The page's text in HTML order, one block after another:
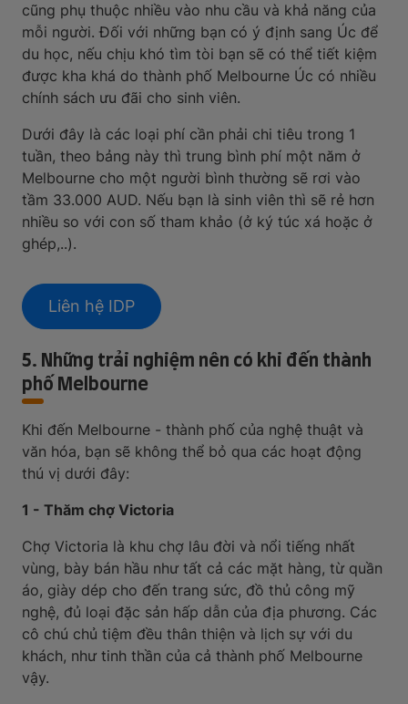
cũng phụ thuộc nhiều vào nhu cầu và khả năng của
mỗi người. Đối với những bạn có ý định sang Úc để
du học, nếu chịu khó tìm tòi bạn sẽ có thể tiết kiệm
được kha khá do thành phố Melbourne Úc có nhiều
chính sách ưu đãi cho sinh viên.
Dưới đây là các loại phí cần phải chi tiêu trong 1
tuần, theo bảng này thì trung bình phí một năm ở
Melbourne cho một người bình thường sẽ rơi vào
tầm 33.000 AUD. Nếu bạn là sinh viên thì sẽ rẻ hơn
nhiều so với con số tham khảo (ở ký túc xá hoặc ở
ghép,..).
Liên hệ IDP
5. Những trải nghiệm nên có khi đến thành
phố Melbourne
Khi đến Melbourne - thành phố của nghệ thuật và
văn hóa, bạn sẽ không thể bỏ qua các hoạt động
thú vị dưới đây:
1 - Thăm chợ Victoria
Chợ Victoria là khu chợ lâu đời và nổi tiếng nhất
vùng, bày bán hầu như tất cả các mặt hàng, từ quần
áo, giày dép cho đến trang sức, đồ thủ công mỹ
nghệ, đủ loại đặc sản hấp dẫn của địa phương. Các
cô chú chủ tiệm đều thân thiện và lịch sự với du
khách, như tinh thần của cả thành phố Melbourne
vậy.